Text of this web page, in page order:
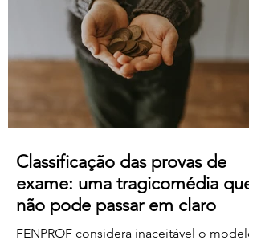
confusão. O olhar da FENPROF para este
processo parte, como não podia deixar
de ser, das violações dos
Classificação das provas de
exame: uma tragicomédia que
não pode passar em claro
FENPROF considera inaceitável o modelo